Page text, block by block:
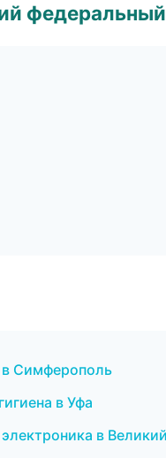
в Симферополь
в Уфа
в